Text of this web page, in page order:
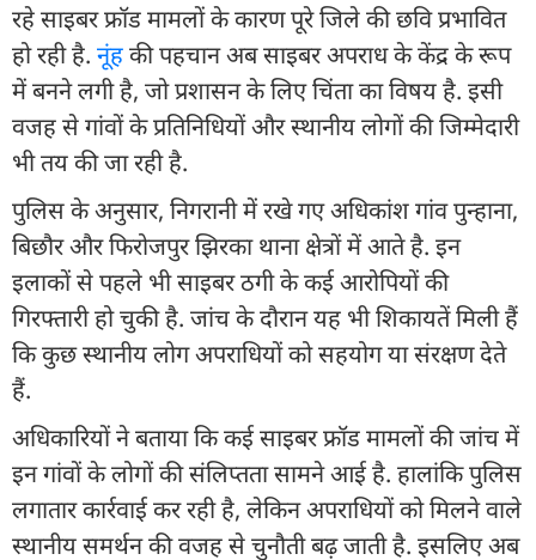
रहे साइबर फ्रॉड मामलों के कारण पूरे जिले की छवि प्रभावित
हो रही है. नूंहकी पहचान अब साइबर अपराध के केंद्र के रूप
में बनने लगी है, जो प्रशासन के लिए चिंता का विषय है. इसी
वजह से गांवों के प्रतिनिधियों और स्थानीय लोगों की जिम्मेदारी
भी तय की जा रही है.
पुलिस के अनुसार, निगरानी में रखे गए अधिकांश गांव पुन्हाना,
बिछौर और फिरोजपुर झिरका थाना क्षेत्रों में आते है. इन
इलाकों से पहले भी साइबर ठगी के कई आरोपियों की
गिरफ्तारी हो चुकी है. जांच के दौरान यह भी शिकायतें मिली हैं
कि कुछ स्थानीय लोग अपराधियों को सहयोग या संरक्षण देते
हैं.
अधिकारियों ने बताया कि कई साइबर फ्रॉड मामलों की जांच में
इन गांवों के लोगों की संलिप्तता सामने आई है. हालांकि पुलिस
लगातार कार्रवाई कर रही है, लेकिन अपराधियों को मिलने वाले
स्थानीय समर्थन की वजह से चुनौती बढ़ जाती है. इसलिए अब